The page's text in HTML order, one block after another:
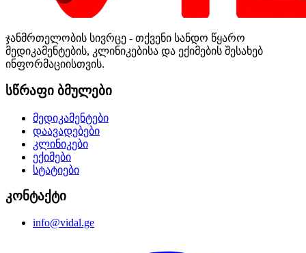
ჯანმრთელობის სივრცე - თქვენი სანდო წყარო
მედიკამენტების, კლინიკებისა და ექიმების შესახებ
ინფორმაციისთვის.
სწრაფი ბმულები
მედიკამენტები
დაავადებები
კლინიკები
ექიმები
სტატიები
კონტაქტი
info@vidal.ge